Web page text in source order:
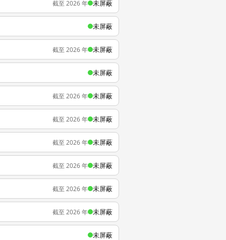
截至 2026 年 未屏蔽
未屏蔽
截至 2026 年 未屏蔽
未屏蔽
截至 2026 年 未屏蔽
截至 2026 年 未屏蔽
截至 2026 年 未屏蔽
截至 2026 年 未屏蔽
截至 2026 年 未屏蔽
截至 2026 年 未屏蔽
未屏蔽